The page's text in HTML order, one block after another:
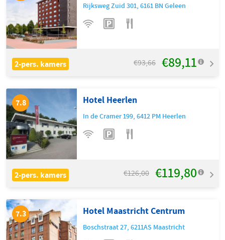
Rijksweg Zuid 301,6161 BNGeleen
2-pers. kamers €93,66 €89,11
7.8 Hotel Heerlen
In de Cramer 199,6412 PM Heerlen
2-pers. kamers €126,00 €119,80
7.3 Hotel Maastricht Centrum
Boschstraat 27,6211AS Maastricht